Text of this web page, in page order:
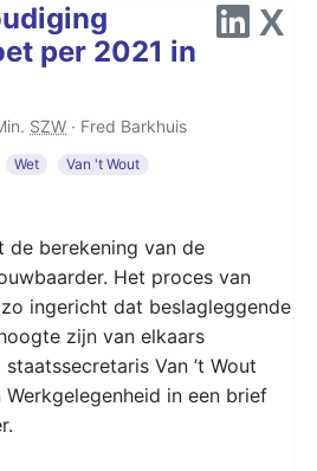
per 2021 in
SZW · Fred Barkhuis
Wet Van 't Wout
de berekening van de
Het proces van
ingericht dat beslagleggende
zijn van elkaars
Van ’t Wout
in een brief